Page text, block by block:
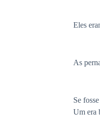
Eles
As
Se
Um era